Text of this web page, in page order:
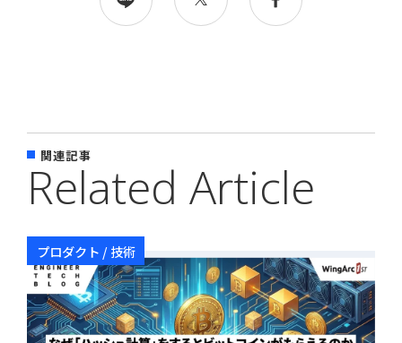
Copyright© WingArc1st Inc. All Rights Reserved.
関連記事
Related Article
プロダクト / 技術